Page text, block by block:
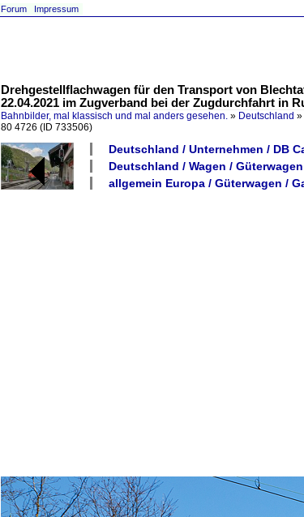
Forum Impressum
Drehgestellflachwagen für den Transport von
22.04.2021 im Zugverband bei der Zugdurchfahrt in
Bahnbilder, mal klassisch und mal anders gesehen. » Deutschland »
80 4726 (ID 733506)
Deutschland / Unternehmen / DB
Deutschland / Wagen /
allgemein Europa / Güterwagen /